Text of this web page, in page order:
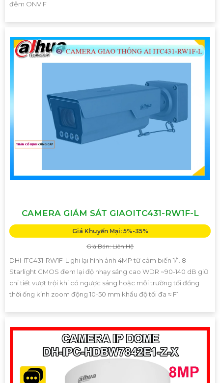
đêm ONVIF
CAMERA GIÁM SÁT GIAOITC431-RW1F-L
Giá Khuyến Mại: 5%-35%
Giá Bán: Liên Hệ
DHI-ITC431-RW1F-L ghi lại hình ảnh 4MP từ cảm biến 1/1. 8
Starlight CMOS đem lại độ nhạy sáng cao WDR ~90-140 dB giữ
chi tiết vượt trội khi có ngược sáng hoặc môi trường tối đồng
thời ống kính zoom động 10-50 mm khẩu độ tối đa ≈ F1